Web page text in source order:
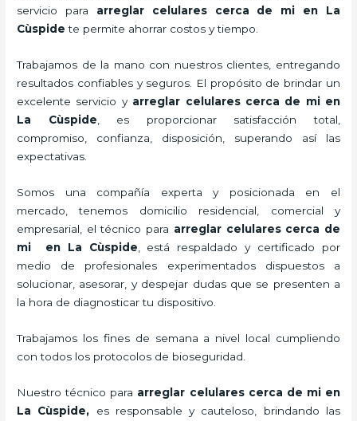
servicio para arreglar celulares cerca de mi en La
Cùspide te permite ahorrar costos y tiempo.
Trabajamos de la mano con nuestros clientes, entregando
resultados confiables y seguros. El propósito de brindar un
excelente servicio y arreglar celulares cerca de mi en
La Cùspide , es proporcionar satisfacción total,
compromiso, confianza, disposición, superando así las
expectativas.
Somos una compañía experta y posicionada en el
mercado, tenemos domicilio residencial, comercial y
empresarial, el técnico para arreglar celulares cerca de
mi en La Cùspide , está respaldado y certificado por
medio de profesionales experimentados dispuestos a
solucionar, asesorar, y despejar dudas que se presenten a
la hora de diagnosticar tu dispositivo.
Trabajamos los fines de semana a nivel local cumpliendo
con todos los protocolos de bioseguridad.
Nuestro técnico para arreglar celulares cerca de mi en
La Cùspide, es responsable y cauteloso, brindando las